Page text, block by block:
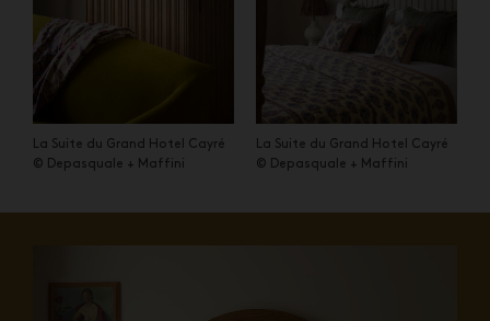
La Suite du Grand Hotel Cayré
© Depasquale + Maffini
La Suite du Grand Hotel Cayré
© Depasquale + Maffini